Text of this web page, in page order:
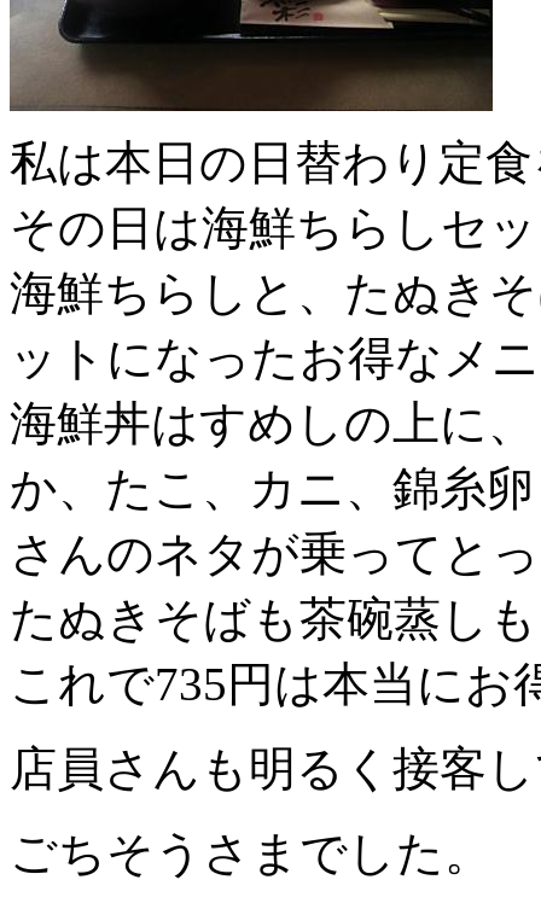
私は本日の日替わり定
その日は海鮮ちらしセ
海鮮ちらしと、たぬき
ットになったお得なメ
海鮮丼はすめしの上に
か、たこ、カニ、錦糸
さんのネタが乗ってと
たぬきそばも茶碗蒸し
これで735円は本当にお
店員さんも明るく接客
ごちそうさまでした。